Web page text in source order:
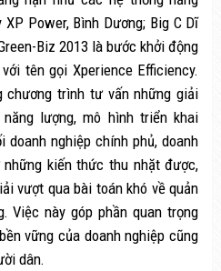
Power, Bình Dương; Big C Dĩ
Biz 2013 là bước khởi động
tên gọi Xperience Efficiency.
chương trình tư vấn những giải
lượng, mô hình triển khai
doanh nghiệp chính phủ, doanh
kiến thức thu nhặt được,
vượt qua bài toán khó về quản
Việc này góp phần quan trọng
vững của doanh nghiệp cũng
dân.